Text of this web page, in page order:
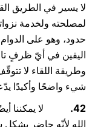
لا يسير في الطريق
لمصلحته ولخدمة
حدود، وهو على
اليقين في أيّ ظرفٍ
وطريقة اللقاء لا
شيء واضحًا وأكيدًا
42.
لا يمكننا
الله لأنّه حاضر